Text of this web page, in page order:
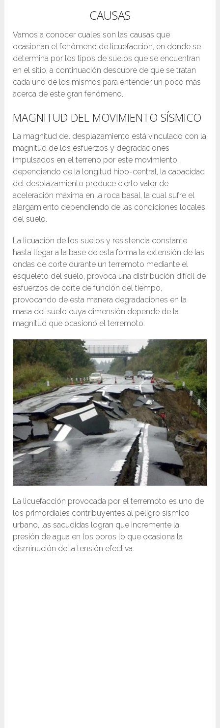
CAUSAS
Vamos a conocer cuales son las causas que
ocasionan el fenómeno de licuefacción, en donde se
determina por los tipos de suelos que se encuentran
en el sitio, a continuación descubre de que se tratan
cada uno de los mismos para entender un poco más
acerca de este gran fenómeno.
MAGNITUD DEL MOVIMIENTO SÍSMICO
La magnitud del desplazamiento está vinculado con la
magnitud de los esfuerzos y degradaciones
impulsados en el terreno por este movimiento,
dependiendo de la longitud hipo-central, la capacidad
del desplazamiento produce cierto valor de
aceleración máxima en la roca basal, la cual sufre el
alargamiento dependiendo de las condiciones locales
del suelo.
La licuación de los suelos y resistencia constante
hasta llegar a la base de esta forma la extensión de las
ondas de corte durante un terremoto mediante el
esqueleto del suelo, provoca una distribución difícil de
esfuerzos de corte de función del tiempo,
provocando de esta manera degradaciones en la
masa del suelo cuya dimensión depende de la
magnitud que ocasionó el terremoto.
La licuefacción provocada por el terremoto es uno de
los primordiales contribuyentes al peligro sísmico
urbano, las sacudidas logran que incremente la
presión de agua en los poros lo que ocasiona la
disminución de la tensión efectiva.